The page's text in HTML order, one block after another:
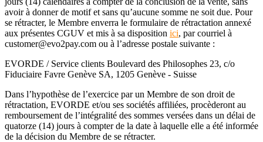
avoir à donner de motif et sans qu’aucune somme ne soit due. Pour
se rétracter, le Membre enverra le formulaire de rétractation annexé
aux présentes CGUV et mis à sa disposition ici, par courriel à
customer@evo2pay.com ou à l’adresse postale suivante :
EVORDE / Service clients Boulevard des Philosophes 23, c/o
Fiduciaire Favre Genève SA, 1205 Genève - Suisse
Dans l’hypothèse de l’exercice par un Membre de son droit de
rétractation, EVORDE et/ou ses sociétés affiliées, procèderont au
remboursement de l’intégralité des sommes versées dans un délai de
quatorze (14) jours à compter de la date à laquelle elle a été informée
de la décision du Membre de se rétracter.